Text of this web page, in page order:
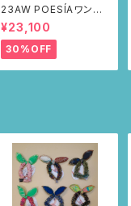
23AW POESÍAワンピ
ース(ブラウン・サボテン
の山道柄)
¥23,100
30%OFF